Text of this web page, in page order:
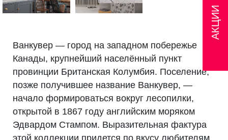
Ванкувер — город на западном побережье
Канады, крупнейший населённый пункт
провинции Британская Колумбия. Поселение,
позже получившее название Ванкувер, —
начало формироваться вокруг лесопилки,
открытой в 1867 году английским моряком
Эдвардом Стампом. Выразительная фактура
этой коллекции придется по вкусу любителям
АКЦИИ